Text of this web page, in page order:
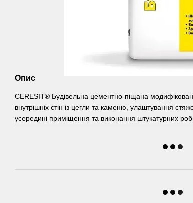
Опис
CERESIT® Будівельна цементно-піщана
внутрішніх стін із цегли та каменю, улаштування
усередині приміщення та виконання штукатурних